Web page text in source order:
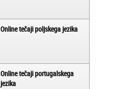
Online tečaji poljskega jezika
Online tečaji portugalskega
jezika